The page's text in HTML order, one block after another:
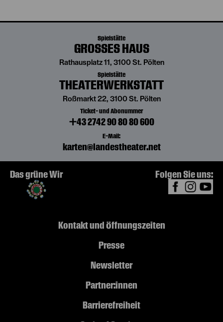
Spielstätte
GROSSES HAUS
Rathausplatz 11, 3100 St. Pölten
Spielstätte
THEATERWERKSTATT
Roßmarkt 22, 3100 St. Pölten
Ticket- und Abonummer
+43 2742 90 80 80 600
E-Mail:
karten@landestheater.net
Das grüne Wir Folgen Sie uns:
Kontakt und Öffnungszeiten
Presse
Newsletter
Partner:innen
Barrierefreiheit